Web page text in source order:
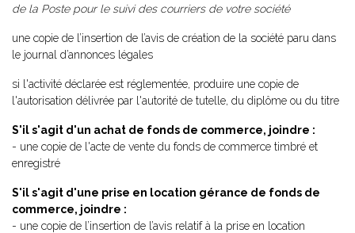
de la Poste pour le suivi des courriers de votre société
une copie de l’insertion de l’avis de création de la société paru dans
le journal d’annonces légales
si l'activité déclarée est réglementée, produire une copie de
l'autorisation délivrée par l'autorité de tutelle, du diplôme ou du titre
S'il s'agit d'un achat de fonds de commerce, joindre :
- une copie de l'acte de vente du fonds de commerce timbré et
enregistré
S'il s'agit d'une prise en location gérance de fonds de
commerce, joindre :
- une copie de l’insertion de l’avis relatif à la prise en location